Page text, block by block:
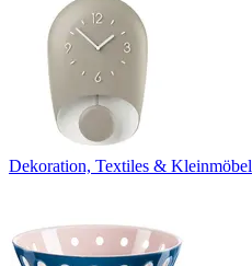
Dekoration, Textiles & Kleinmöbel